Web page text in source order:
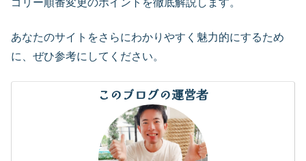
ゴリー順番変更のポイントを徹底解説します。
あなたのサイトをさらにわかりやすく魅力的にするため
に、ぜひ参考にしてください。
このブログの運営者